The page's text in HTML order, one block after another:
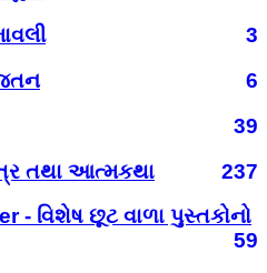
3
6
39
તથા આત્મકથા
237
- વિશેષ છૂટ વાળા પુસ્તકોનો
59